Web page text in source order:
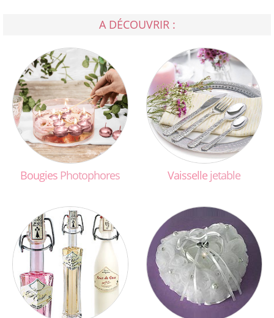
A DÉCOUVRIR :
Bougies Photophores Vaisselle jetable